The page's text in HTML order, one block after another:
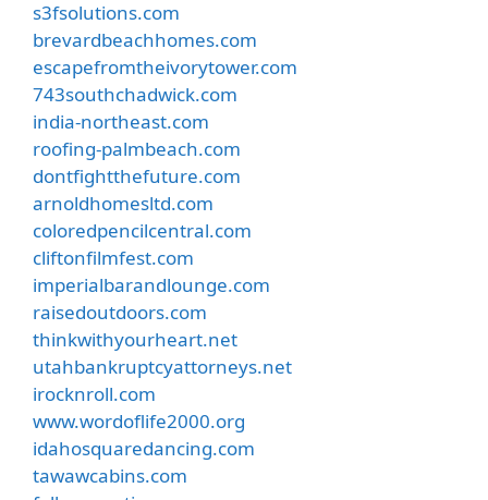
s3fsolutions.com
brevardbeachhomes.com
escapefromtheivorytower.com
743southchadwick.com
india-northeast.com
roofing-palmbeach.com
dontfightthefuture.com
arnoldhomesltd.com
coloredpencilcentral.com
cliftonfilmfest.com
imperialbarandlounge.com
raisedoutdoors.com
thinkwithyourheart.net
utahbankruptcyattorneys.net
irocknroll.com
www.wordoflife2000.org
idahosquaredancing.com
tawawcabins.com